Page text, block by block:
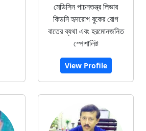
মেডিসিন পাচনতন্ত্র লিভার
কিডনি হৃদরোগ বুকের রোগ
বাতের ব্যথা এবং হরমোনজনিত
স্পেশালিষ্ট
View Profile